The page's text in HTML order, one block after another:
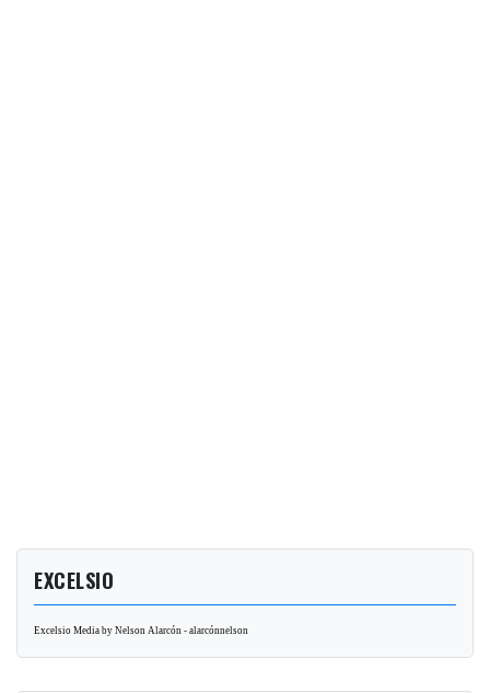
EXCELSIO
Excelsio Media by Nelson Alarcón - alarcónnelson